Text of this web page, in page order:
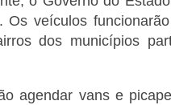
veículos
dos municípios
agendar vans e